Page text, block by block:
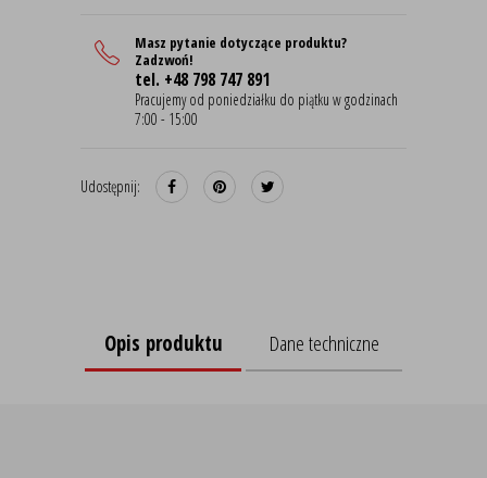
Masz pytanie dotyczące produktu?
Zadzwoń!
tel. +48 798 747 891
Pracujemy od poniedziałku do piątku w godzinach
7:00 - 15:00
Udostępnij:
Opis produktu Dane techniczne